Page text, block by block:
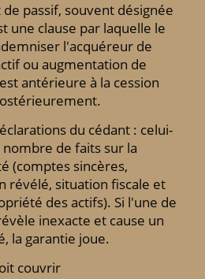
passif, souvent désignée
une clause par laquelle le
l'acquéreur de
ou augmentation de
antérieure à la cession
du cédant : celui-
de faits sur la
(comptes sincères,
révélé, situation fiscale et
des actifs). Si l'une de
inexacte et cause un
la garantie joue.
couvrir